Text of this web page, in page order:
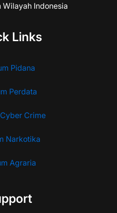
Wilayah Indonesia
Links
Pidana
Perdata
Crime
Narkotika
Agraria